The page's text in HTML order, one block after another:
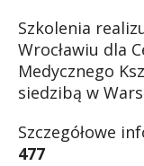
Szkolenia
Wrocławiu dla
Medycznego
siedzibą w
Szczegółowe
477